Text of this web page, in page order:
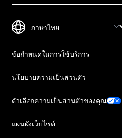
ข้อกำหนดในการใช้บริการ
นโยบายความเป็นส่วนตัว
ตัวเลือกความเป็นส่วนตัวของคุณ
แผนผังเว็บไซต์